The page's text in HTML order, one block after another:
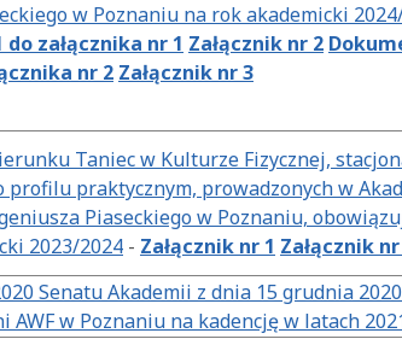
w Poznaniu na rok akademicki
załącznika nr 1 Załącznik nr 2
nr 2 Załącznik nr 3
Taniec w Kulturze Fizycznej,
praktycznym, prowadzonych w
Piaseckiego w Poznaniu,
2023/2024 - Załącznik nr 1 Załącznik
Senatu Akademii z dnia 15 grudnia
AWF w Poznaniu na kadencję w latach